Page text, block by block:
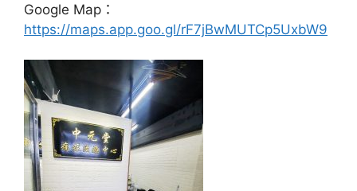
Google Map：
https://maps.app.goo.gl/rF7jBwMUTCp5UxbW9